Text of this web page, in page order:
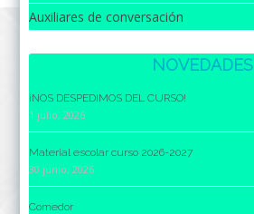
Auxiliares de conversación
NOVEDADES
¡NOS DESPEDIMOS DEL CURSO!
1 julio, 2026
Material escolar curso 2026-2027
30 junio, 2026
Comedor